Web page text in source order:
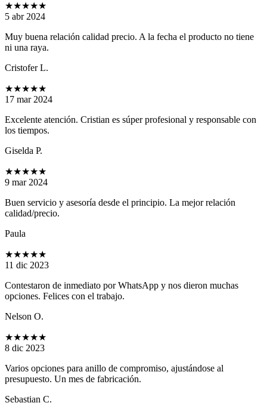
★★★★★
5 abr 2024
Muy buena relación calidad precio. A la fecha el producto no tiene
ni una raya.
Cristofer L.
★★★★★
17 mar 2024
Excelente atención. Cristian es súper profesional y responsable con
los tiempos.
Giselda P.
★★★★★
9 mar 2024
Buen servicio y asesoría desde el principio. La mejor relación
calidad/precio.
Paula
★★★★★
11 dic 2023
Contestaron de inmediato por WhatsApp y nos dieron muchas
opciones. Felices con el trabajo.
Nelson O.
★★★★★
8 dic 2023
Varios opciones para anillo de compromiso, ajustándose al
presupuesto. Un mes de fabricación.
Sebastian C.